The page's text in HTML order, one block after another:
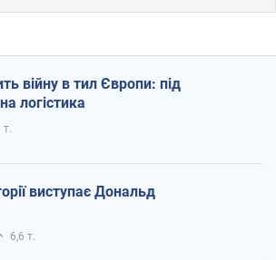
війну в тил Європи: під
логістика
виступає Дональд
6,6 т.